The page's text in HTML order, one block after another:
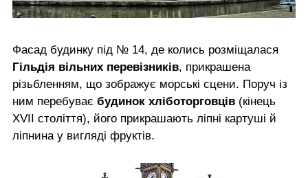
Фасад будинку під № 14, де колись розміщалася
Гільдія вільних перевізників, прикрашена
різьбленням, що зображує морські сцени. Поруч із
ним перебуває будинок хліботорговців (кінець
XVII століття), його прикрашають ліпні картуші й
ліпнина у вигляді фруктів.